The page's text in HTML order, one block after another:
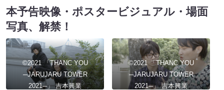
本予告映像・ポスタービジュアル・場面
写真、解禁！
©︎2021 「THANC YOU
─JARUJARU TOWER
2021─」 吉本興業
©︎2021 「THANC YOU
─JARUJARU TOWER
2021─」 吉本興業